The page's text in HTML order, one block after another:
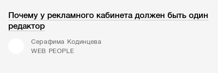
Почему у рекламного кабинета должен быть один
редактор
Серафима Кодинцева
WEB PEOPLE